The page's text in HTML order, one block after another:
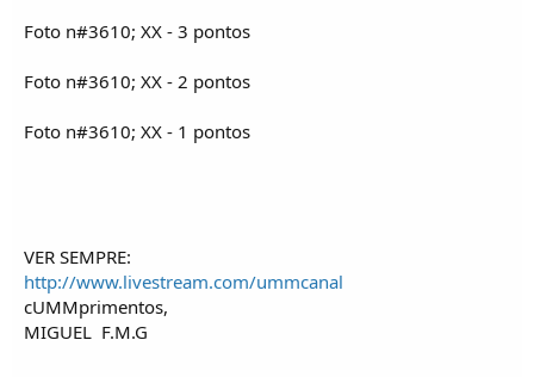
Foto n#3610; XX - 3 pontos
Foto n#3610; XX - 2 pontos
Foto n#3610; XX - 1 pontos
VER SEMPRE:
http://www.livestream.com/ummcanal
cUMMprimentos,
MIGUEL F.M.G